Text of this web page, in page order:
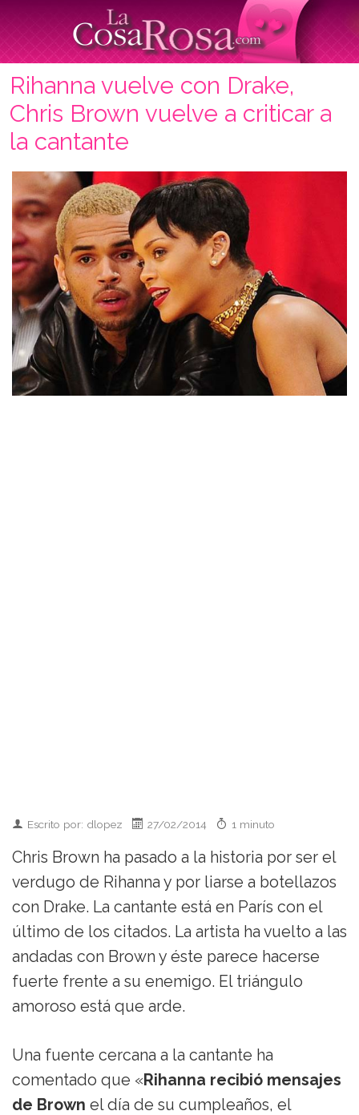
Rihanna vuelve con Drake,
Chris Brown vuelve a criticar a
la cantante
Escrito por: dlopez 27/02/2014 1 minuto
Chris Brown ha pasado a la historia por ser el
verdugo de Rihanna y por liarse a botellazos
con Drake. La cantante está en París con el
último de los citados. La artista ha vuelto a las
andadas con Brown y éste parece hacerse
fuerte frente a su enemigo. El triángulo
amoroso está que arde.
Una fuente cercana a la cantante ha
comentado que «Rihanna recibió mensajes
de Brown el día de su cumpleaños, el